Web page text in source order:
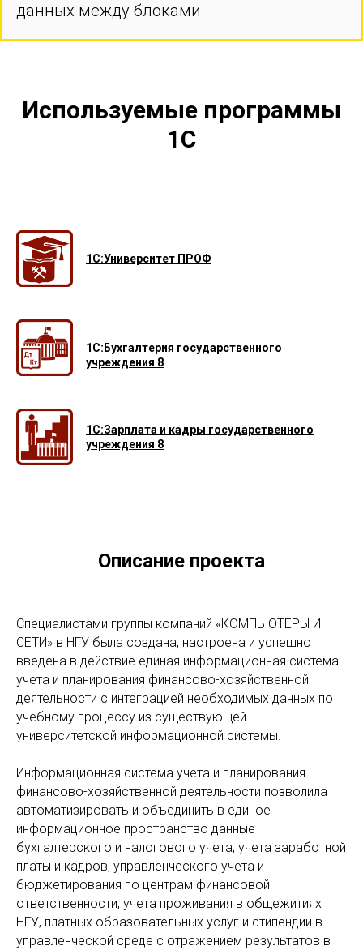
данных между блоками.
Используемые программы
1С
1С:Университет ПРОФ
1С:Бухгалтерия государственного
учреждения 8
1С:Зарплата и кадры государственного
учреждения 8
Описание проекта
Специалистами группы компаний «КОМПЬЮТЕРЫ И
СЕТИ» в НГУ была создана, настроена и успешно
введена в действие единая информационная система
учета и планирования финансово-хозяйственной
деятельности с интеграцией необходимых данных по
учебному процессу из существующей
университетской информационной системы.
Информационная система учета и планирования
финансово-хозяйственной деятельности позволила
автоматизировать и объединить в единое
информационное пространство данные
бухгалтерского и налогового учета, учета заработной
платы и кадров, управленческого учета и
бюджетирования по центрам финансовой
ответственности, учета проживания в общежитиях
НГУ, платных образовательных услуг и стипендии в
управленческой среде с отражением результатов в